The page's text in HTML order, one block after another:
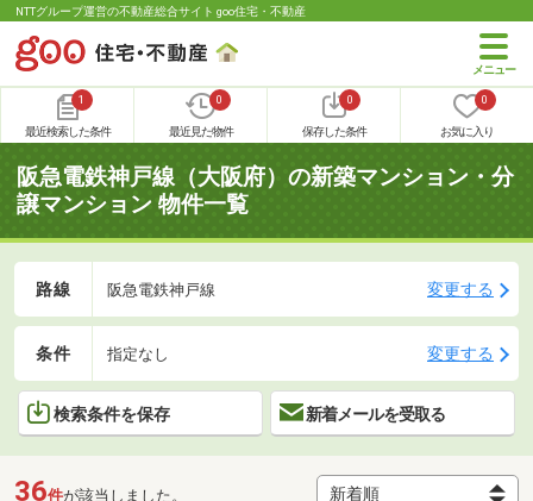
NTTグループ運営の不動産総合サイト goo住宅・不動産
1
最近検索した条件
0
最近見た物件
0
保存した条件
0
お気に入り
阪急電鉄神戸線（大阪府）の新築マンション・分
譲マンション 物件一覧
路線 阪急電鉄神戸線 変更する
条件 指定なし 変更する
検索条件を保存 新着メールを受取る
36件が該当しました。